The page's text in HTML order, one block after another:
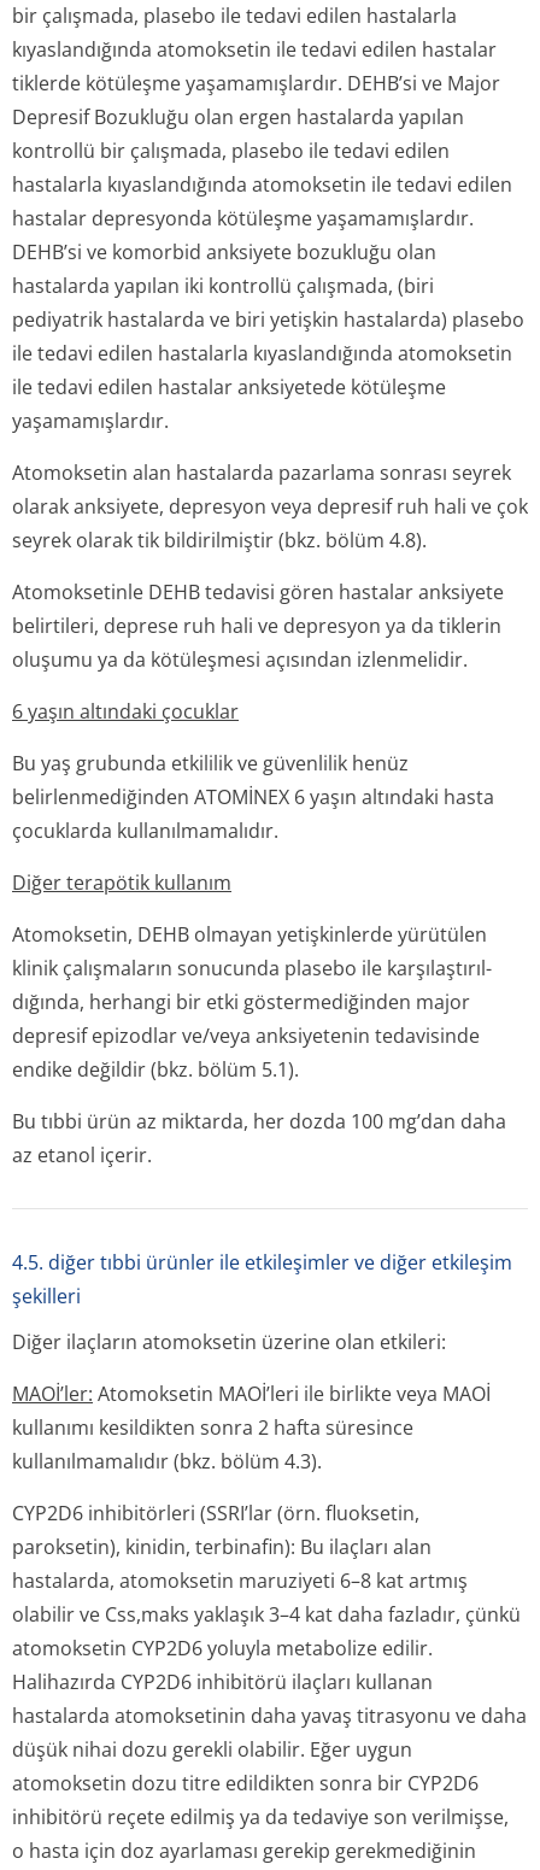
bir çalışmada, plasebo ile tedavi edilen hastalarla
kıyaslandığında atomoksetin ile tedavi edilen hastalar
tiklerde kötüleşme yaşamamışlardır. DEHB’si ve Major
Depresif Bozukluğu olan ergen hastalarda yapılan
kontrollü bir çalışmada, plasebo ile tedavi edilen
hastalarla kıyaslandığında atomoksetin ile tedavi edilen
hastalar depresyonda kötüleşme yaşamamışlardır.
DEHB’si ve komorbid anksiyete bozukluğu olan
hastalarda yapılan iki kontrollü çalışmada, (biri
pediyatrik hastalarda ve biri yetişkin hastalarda) plasebo
ile tedavi edilen hastalarla kıyaslandığında atomoksetin
ile tedavi edilen hastalar anksiyetede kötüleşme
yaşamamışlardır.
Atomoksetin alan hastalarda pazarlama sonrası seyrek
olarak anksiyete, depresyon veya depresif ruh hali ve çok
seyrek olarak tik bildirilmiştir (bkz. bölüm 4.8).
Atomoksetinle DEHB tedavisi gören hastalar anksiyete
belirtileri, deprese ruh hali ve depresyon ya da tiklerin
oluşumu ya da kötüleşmesi açısından izlenmelidir.
6 yaşın altındaki çocuklar
Bu yaş grubunda etkililik ve güvenlilik henüz
belirlenmediğinden ATOMİNEX 6 yaşın altındaki hasta
çocuklarda kullanılmamalıdır.
Diğer terapötik kullanım
Atomoksetin, DEHB olmayan yetişkinlerde yürütülen
klinik çalışmaların sonucunda plasebo ile karşılaştırıl­
dığında, herhangi bir etki göstermediğinden major
depresif epizodlar ve/veya anksiyetenin tedavisinde
endike değildir (bkz. bölüm 5.1).
Bu tıbbi ürün az miktarda, her dozda 100 mg’dan daha
az etanol içerir.
4.5. diğer tıbbi ürünler ile etkileşimler ve diğer etkileşim
şekilleri
Diğer ilaçların atomoksetin üzerine olan etkileri:
MAOİ’ler: Atomoksetin MAOİ’leri ile birlikte veya MAOİ
kullanımı kesildikten sonra 2 hafta süresince
kullanılmamalıdır (bkz. bölüm 4.3).
CYP2D6 inhibitörleri (SSRI’lar (örn. fluoksetin,
paroksetin), kinidin, terbinafin): Bu ilaçları alan
hastalarda, atomoksetin maruziyeti 6–8 kat artmış
olabilir ve Css,maks yaklaşık 3–4 kat daha fazladır, çünkü
atomoksetin CYP2D6 yoluyla metabolize edilir.
Halihazırda CYP2D6 inhibitörü ilaçları kullanan
hastalarda atomoksetinin daha yavaş titrasyonu ve daha
düşük nihai dozu gerekli olabilir. Eğer uygun
atomoksetin dozu titre edildikten sonra bir CYP2D6
inhibitörü reçete edilmiş ya da tedaviye son verilmişse,
o hasta için doz ayarlaması gerekip gerekmediğinin